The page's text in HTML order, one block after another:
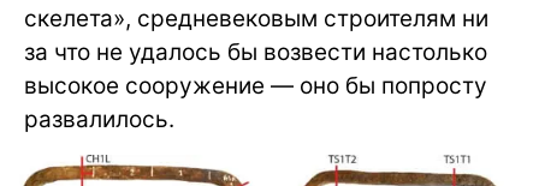
скелета», средневековым строителям ни
за что не удалось бы возвести настолько
высокое сооружение — оно бы попросту
развалилось.